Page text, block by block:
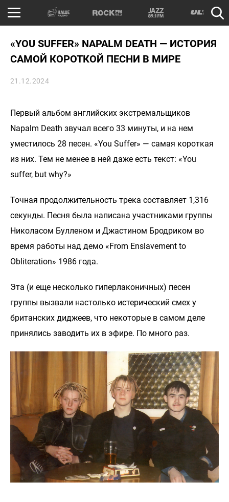
«YOU SUFFER» NAPALM DEATH — ИСТОРИЯ
САМОЙ КОРОТКОЙ ПЕСНИ В МИРЕ
21.12.2024
Первый альбом английских экстремальщиков
Napalm Death звучал всего 33 минуты, и на нем
уместилось 28 песен. «You Suffer» — самая короткая
из них. Тем не менее в ней даже есть текст: «You
suffer, but why?»
Точная продолжительность трека составляет 1,316
секунды. Песня была написана участниками группы
Николасом Булленом и Джастином Бродриком во
время работы над демо «From Enslavement to
Obliteration» 1986 года.
Эта (и еще несколько гиперлаконичных) песен
группы вызвали настолько истерический смех у
британских диджеев, что некоторые в самом деле
принялись заводить их в эфире. По много раз.